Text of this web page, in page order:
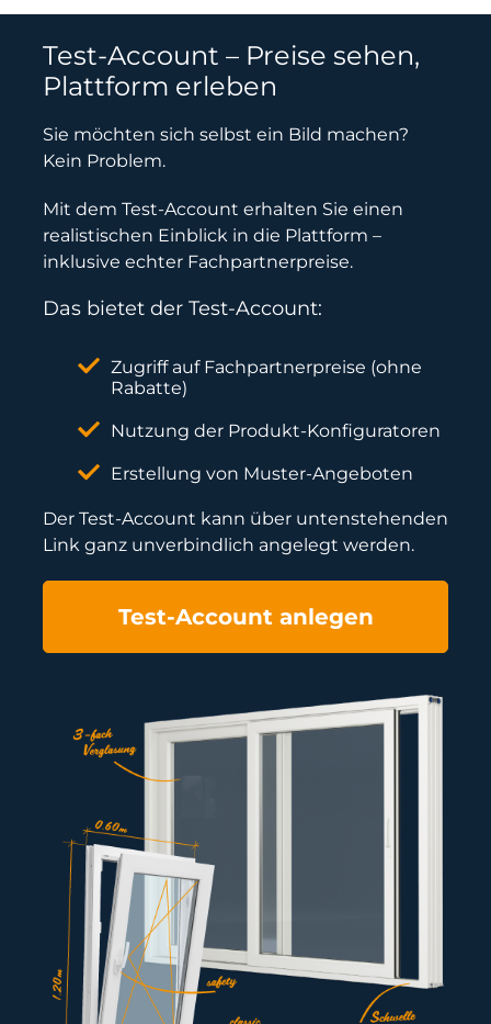
Test-Account – Preise sehen,
Plattform erleben
Sie möchten sich selbst ein Bild machen?
Kein Problem.
Mit dem Test-Account erhalten Sie einen
realistischen Einblick in die Plattform –
inklusive echter Fachpartnerpreise.
Das bietet der Test-Account:
Zugriff auf Fachpartnerpreise (ohne
Rabatte)
Nutzung der Produkt-Konfiguratoren
Erstellung von Muster-Angeboten
Der Test-Account kann über untenstehenden
Link ganz unverbindlich angelegt werden.
Test-Account anlegen